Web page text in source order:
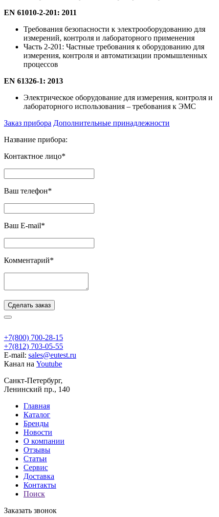
EN 61010-2-201: 2011
Требования безопасности к электрооборудованию для
измерений, контроля и лабораторного применения
Часть 2-201: Частные требования к оборудованию для
измерения, контроля и автоматизации промышленных
процессов
EN 61326-1: 2013
Электрическое оборудование для измерения, контроля и
лабораторного использования – требования к ЭМС
Заказ прибора Дополнительные принадлежности
Название прибора:
Контактное лицо*
Ваш телефон*
Ваш E-mail*
Комментарий*
Сделать заказ
+7(800) 700-28-15
+7(812) 703-05-55
E-mail: sales@eutest.ru
Канал на Youtube
Санкт-Петербург,
Ленинский пр., 140
Главная
Каталог
Бренды
Новости
О компании
Отзывы
Статьи
Сервис
Доставка
Контакты
Поиск
Заказать звонок